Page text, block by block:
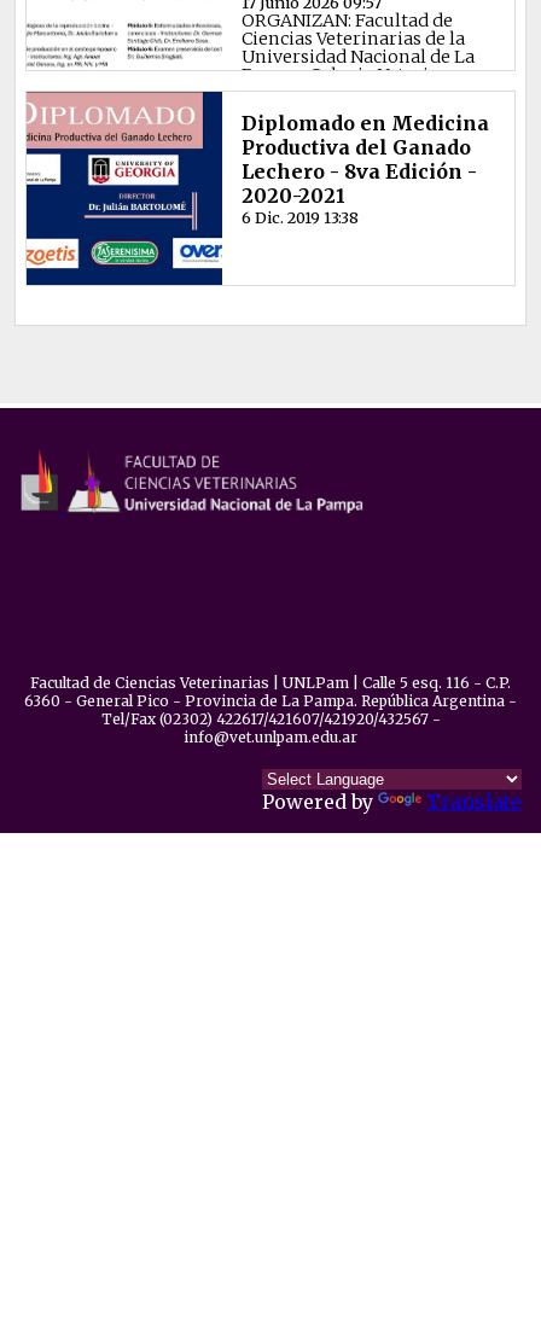
pertene...
ORGANIZAN: Facultad de
Ciencias Veterinarias de la
Universidad Nacional de La
Pampa, Colegio Veterin...
Diplomado en Medicina
Productiva del Ganado
Lechero - 8va Edición -
2020-2021
6 Dic. 2019 13:38
Facultad de Ciencias Veterinarias | UNLPam | Calle 5 esq. 116 - C.P.
6360 - General Pico - Provincia de La Pampa. República Argentina -
Tel/Fax (02302) 422617/421607/421920/432567 -
info@vet.unlpam.edu.ar
Powered by Translate